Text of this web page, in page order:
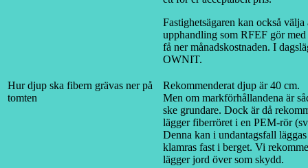
Fastighetsägaren kan också
upphandling som RFEF gör
få ner månadskostnaden. I
OWNIT.
Hur djup ska fibern grävas ner på
tomten
Rekommenderat djup är 40 cm.
Men om markförhållandena är
ske grundare. Dock är då
lägger fiberröret i en PEM-rör
Denna kan i undantagsfall
klamras fast i berget. Vi
lägger jord över som skydd.